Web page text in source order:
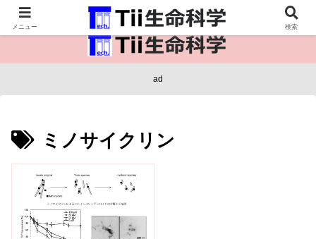
医療保健・生命・生物の情報インフラ。
ad
ミノサイクリン
メニュー 検索